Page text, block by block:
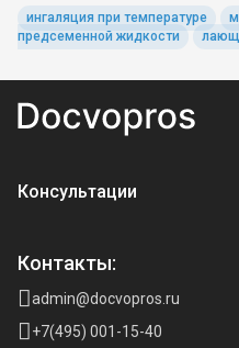
ингаляция при температуре
предсеменной жидкости
Консультации
Контакты:
admin@docvopros.ru
+7(495) 001-15-40